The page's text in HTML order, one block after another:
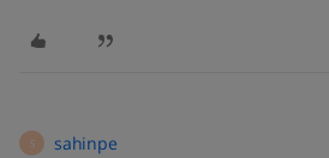
S sahinpe